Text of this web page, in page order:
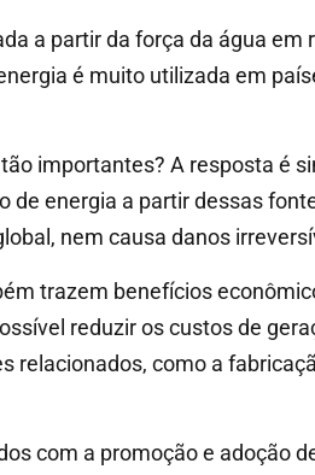
a partir da força da água em
é muito utilizada em
importantes? A resposta é
de energia a partir dessas
nem causa danos
trazem benefícios
reduzir os custos de
relacionados, como a
com a promoção e adoção